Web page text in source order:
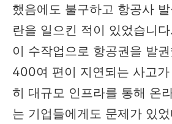
했음에도 불구하고 항공사
란을 일으킨 적이 있었습니
이 수작업으로 항공권을 발
400여 편이 지연되는 사고
히 대규모 인프라를 통해 온
는 기업들에게도 문제가 있